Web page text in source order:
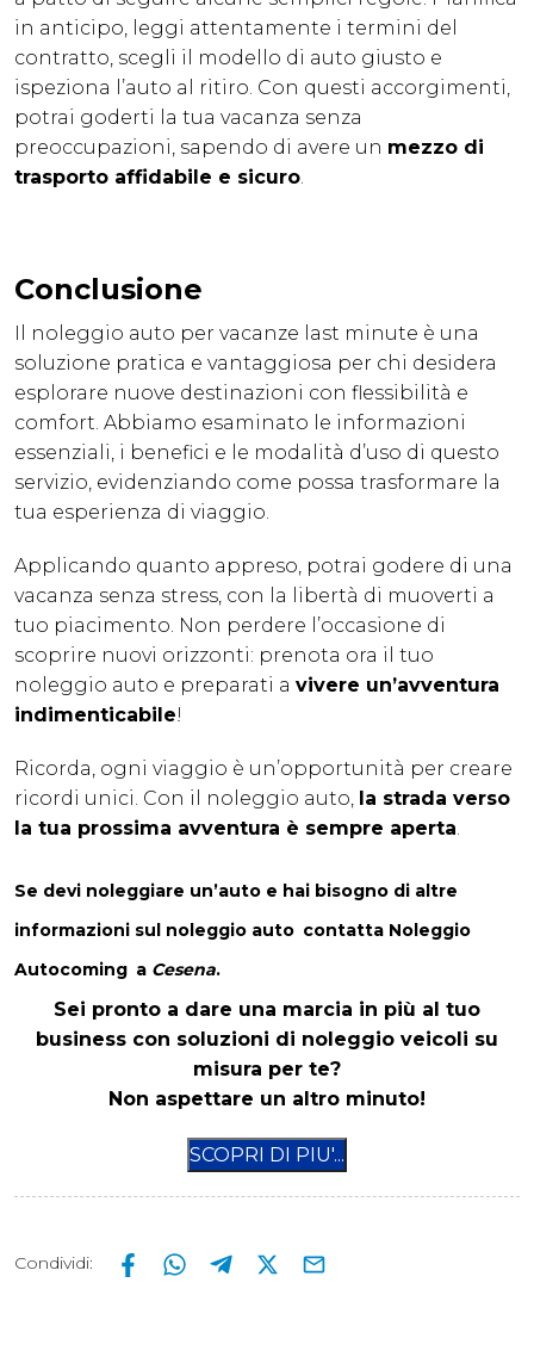
in anticipo, leggi attentamente i termini del
contratto, scegli il modello di auto giusto e
ispeziona l’auto al ritiro. Con questi accorgimenti,
potrai goderti la tua vacanza senza
preoccupazioni, sapendo di avere un mezzo di
trasporto affidabile e sicuro.
Conclusione
Il noleggio auto per vacanze last minute è una
soluzione pratica e vantaggiosa per chi desidera
esplorare nuove destinazioni con flessibilità e
comfort. Abbiamo esaminato le informazioni
essenziali, i benefici e le modalità d’uso di questo
servizio, evidenziando come possa trasformare la
tua esperienza di viaggio.
Applicando quanto appreso, potrai godere di una
vacanza senza stress, con la libertà di muoverti a
tuo piacimento. Non perdere l’occasione di
scoprire nuovi orizzonti: prenota ora il tuo
noleggio auto e preparati a vivere un’avventura
indimenticabile!
Ricorda, ogni viaggio è un’opportunità per creare
ricordi unici. Con il noleggio auto, la strada verso
la tua prossima avventura è sempre aperta.
Se devi noleggiare un’auto e hai bisogno di altre
informazioni sul noleggio auto contatta Noleggio
Autocoming a Cesena.
Sei pronto a dare una marcia in più al tuo
business con soluzioni di noleggio veicoli su
misura per te?
Non aspettare un altro minuto!
Condividi: